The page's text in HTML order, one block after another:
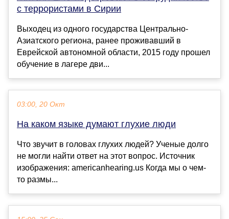
с террористами в Сирии
Выходец из одного государства Центрально-
Азиатского региона, ранее проживавший в
Еврейской автономной области, 2015 году прошел
обучение в лагере дви...
03:00, 20 Окт
На каком языке думают глухие люди
Что звучит в головах глухих людей? Ученые долго
не могли найти ответ на этот вопрос. Источник
изображения: americanhearing.us Когда мы о чем-
то размы...